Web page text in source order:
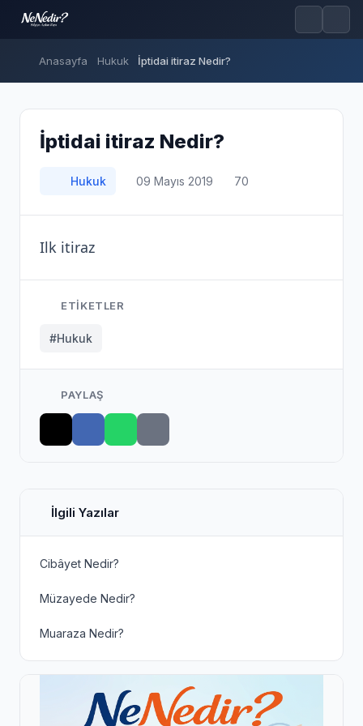
Anasayfa Hukuk İptidai itiraz Nedir?
İptidai itiraz Nedir?
Hukuk 09 Mayıs 2019 70
Ilk itiraz
ETIKETLER
#Hukuk
PAYLAŞ
İlgili Yazılar
Cibâyet Nedir?
Müzayede Nedir?
Muaraza Nedir?